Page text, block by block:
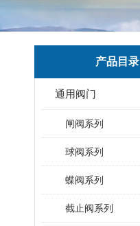
产品目录
通用阀门
闸阀系列
球阀系列
蝶阀系列
截止阀系列